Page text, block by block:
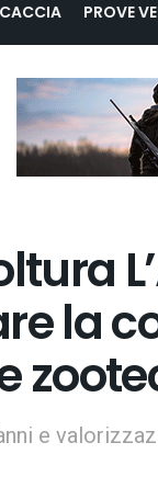
PROVE
la
e